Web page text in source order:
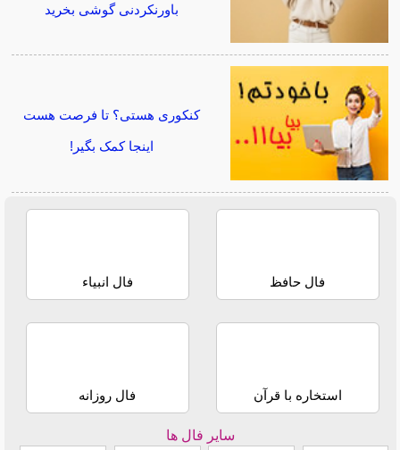
باورنکردنی گوشی بخرید
کنکوری هستی؟ تا فرصت هست
اینجا کمک بگیر!
فال حافظ فال انبیاء
استخاره با قرآن فال روزانه
سایر فال ها